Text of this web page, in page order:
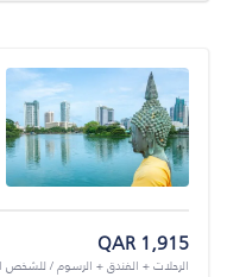
QAR 1,915
الرحلات + الفندق + الرسوم / للشخص